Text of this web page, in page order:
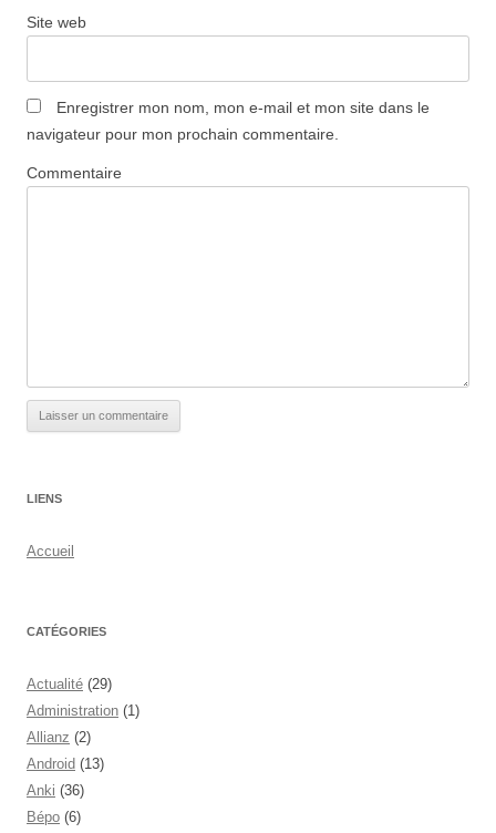
Site web
Enregistrer mon nom, mon e-mail et mon site dans le
navigateur pour mon prochain commentaire.
Commentaire
LIENS
Accueil
CATÉGORIES
Actualité (29)
Administration (1)
Allianz (2)
Android (13)
Anki (36)
Bépo (6)